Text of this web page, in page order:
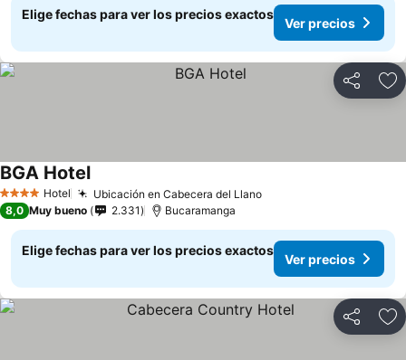
Elige fechas para ver los precios exactos
Ver precios
Compartir
4 EstrellasHotel Ubicación en Cabecera del LlanoVer precios
BGA HotelVer precios
8,0 Muy bueno 2.331 Bucaramanga
Elige fechas para ver los precios exactos
Ver precios
Compartir